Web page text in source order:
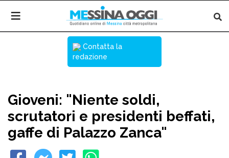
Contatta la
redazione
Gioveni: "Niente soldi,
scrutatori e presidenti beffati,
gaffe di Palazzo Zanca"